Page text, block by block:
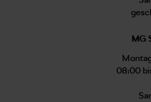
MG
08:00